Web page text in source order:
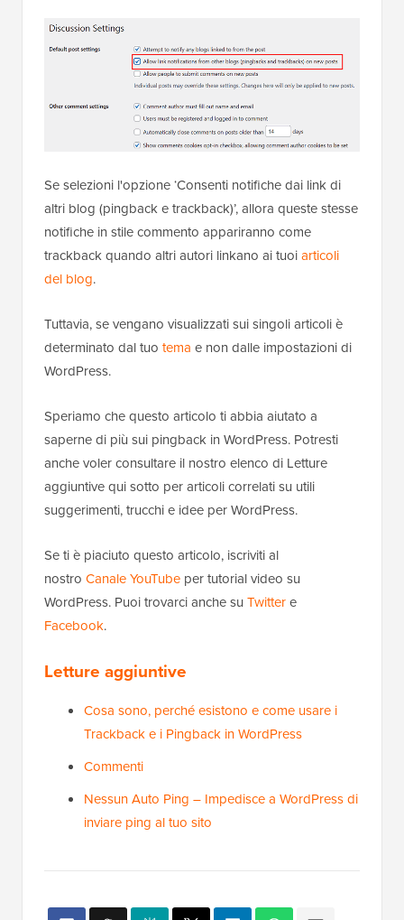
Se selezioni l'opzione ‘Consenti notifiche dai link di
altri blog (pingback e trackback)’, allora queste stesse
notifiche in stile commento appariranno come
trackback quando altri autori linkano ai tuoiarticoli
del blog.
Tuttavia, se vengano visualizzati sui singoli articoli è
determinato dal tuo tema e non dalle impostazioni di
WordPress.
Speriamo che questo articolo ti abbia aiutato a
saperne di più sui pingback in WordPress. Potresti
anche voler consultare il nostro elenco di Letture
aggiuntive qui sotto per articoli correlati su utili
suggerimenti, trucchi e idee per WordPress.
Se ti è piaciuto questo articolo, iscriviti al
nostro Canale YouTube per tutorial video su
WordPress. Puoi trovarci anche su Twittere
Facebook.
Letture aggiuntive
Cosa sono, perché esistono e come usare i
Trackback e i Pingback in WordPress
Commenti
Nessun Auto Ping – Impedisce a WordPress di
inviare ping al tuo sito